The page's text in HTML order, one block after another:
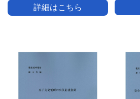
詳細はこちら